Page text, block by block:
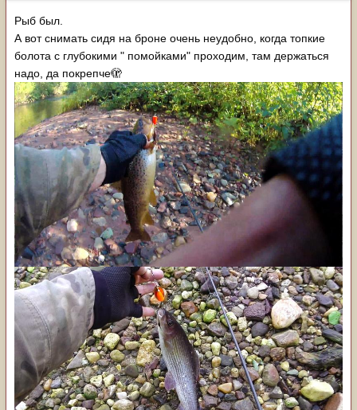
Рыб был.
А вот снимать сидя на броне очень неудобно, когда топкие
болота с глубокими " помойками" проходим, там держаться
надо, да покрепче🫣